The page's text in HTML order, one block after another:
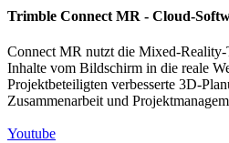
Trimble Connect MR - Cloud-
Connect MR nutzt die Mixed-
Inhalte vom Bildschirm in die reale
Projektbeteiligten verbesserte 3D-
Zusammenarbeit und
Youtube